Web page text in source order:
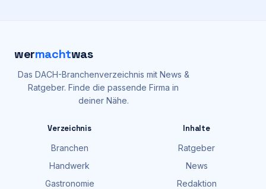
wermachtwas
Das DACH-Branchenverzeichnis mit News &
Ratgeber. Finde die passende Firma in
deiner Nähe.
Verzeichnis
Branchen
Handwerk
Gastronomie
Inhalte
Ratgeber
News
Redaktion